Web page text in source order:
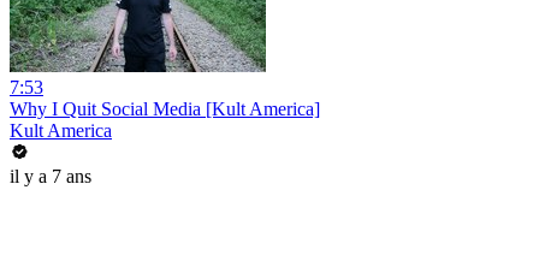
7:53
Why I Quit Social Media [Kult America]
Kult America
il y a 7 ans